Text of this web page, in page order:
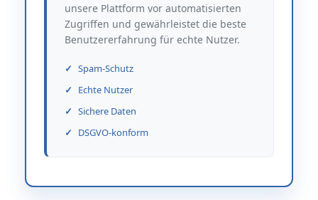
unsere Plattform vor automatisierten
Zugriffen und gewährleistet die beste
Benutzererfahrung für echte Nutzer.
Spam-Schutz
Echte Nutzer
Sichere Daten
DSGVO-konform